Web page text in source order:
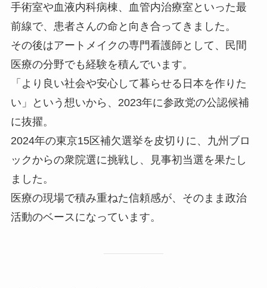
手術室や血液内科病棟、血管内治療室といった最
前線で、患者さんの命と向き合ってきました。
その後はアートメイクの専門看護師として、民間
医療の分野でも経験を積んでいます。
「より良い社会や安心して暮らせる日本を作りた
い」という想いから、2023年に参政党の公認候補
に抜擢。
2024年の東京15区補欠選挙を皮切りに、九州ブロ
ックからの衆院選に挑戦し、見事初当選を果たし
ました。
医療の現場で積み重ねた信頼感が、そのまま政治
活動のベースになっています。